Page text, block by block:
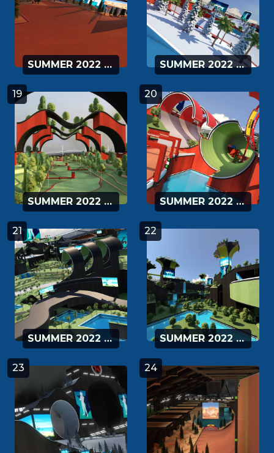
SUMMER 2022 - 17 SUMMER 2022 - 18
19
SUMMER 2022 - 19
20
SUMMER 2022 - 20
21
SUMMER 2022 - 21
22
SUMMER 2022 - 22
23 24